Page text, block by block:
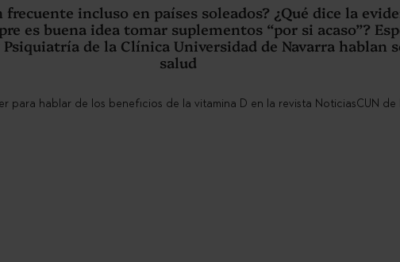
incluso en países soleados? ¿Qué dice la
es buena idea tomar suplementos “por si acaso”?
de la Clínica Universidad de Navarra hablan
salud